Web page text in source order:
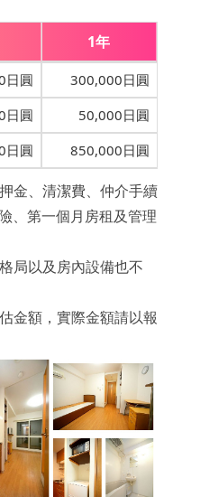
1年
日圓
300,000日圓
日圓
50,000日圓
日圓 850,000日圓
金、清潔費、仲介手續
、第一個月房租及管理
局以及房內設備也不
金額，實際金額請以報